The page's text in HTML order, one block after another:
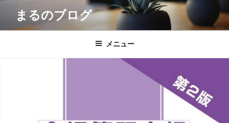
テ
まるのブログ
メニュー